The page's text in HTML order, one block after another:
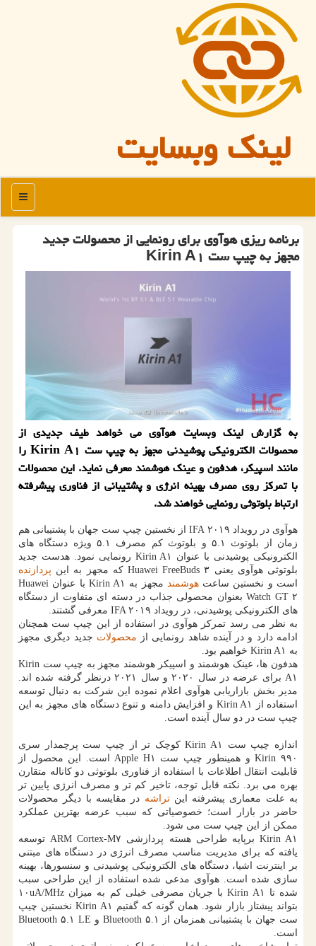
لینک وبسایت
منو
برنامه ریزی هوآوی برای رونمایی از محصولات جدید
مجهز به چیپ ست Kirin A۱
به گزارش لینك وبسایت هوآوی می خواهد طیف جدیدی از
محصولات الكترونیكی پوشیدنی مجهز به چیپ ست Kirin A۱ را
مانند اسپیكر، هدفون و عینك هوشمند معرفی نماید. این محصولات
با تمركز روی مصرف بهینه انرژی و پشتیبانی از فناوری پیشرفته
ارتباط بلوتوثی رونمایی خواهند شد.
هوآوی در رویداد IFA ۲۰۱۹ از نخستین چیپ ست جهان با پشتیبانی هم
زمان از بلوتوث ۵.۱ و بلوتوث کم مصرف ۵.۱ ویژه دستگاه های
الکترونیکی پوشیدنی با عنوان Kirin A۱ رونمایی نمود. هدست جدید
بلوتوثی هوآوی یعنی Huawei FreeBuds ۳ که مجهز به این
پردازنده
است و نخستین ساعتهوشمند
مجهز به Kirin A۱ با عنوان Huawei
Watch GT ۲ بعنوان محصولی جذاب در دسته ای متفاوت از دستگاه
های الکترونیکی پوشیدنی، در رویداد IFA ۲۰۱۹ معرفی گشتند.
به نظر می رسد تمرکز هوآوی در استفاده از این چیپ ست همچنان
ادامه دارد و در آینده شاهد رونمایی از محصولات جدید دیگری مجهز
به Kirin A۱ خواهیم بود.
هدفون ها، عینک هوشمند و اسپیکر هوشمند مجهز به چیپ ست Kirin
A۱ برای عرضه در سال ۲۰۲۰ و سال ۲۰۲۱ درنظر گرفته شده اند.
مدیر بخش بازاریابی هوآوی اعلام نموده این شرکت به دنبال توسعه
استفاده از Kirin A۱ و افزایش دامنه و تنوع دستگاه های مجهز به این
چیپ ست در دو سال آینده است.
اندازه چیپ ست Kirin A۱ کوچک تر از چیپ ست پرچمدار سری
Kirin ۹۹۰ و همینطور چیپ ست Apple H۱ است. این محصول از
قابلیت انتقال اطلاعات با استفاده از فناوری بلوتوثی دو کاناله متقارن
بهره می برد. نکته قابل توجه، تاخیر کم تر و مصرف انرژی پایین تر
به علت معماری پیشرفته اینتراشه در مقایسه با دیگر محصولات
حاضر در بازار است؛ خصوصیاتی که سبب عرضه بهترین عملکرد
ممکن از این چیپ ست می شود.
Kirin A۱ برپایه طراحی هسته پردازشی ARM Cortex-M۷ توسعه
یافته که برای مدیریت مناسب مصرف انرژی در دستگاه های مبتنی
بر اینترنت اشیا، دستگاه های الکترونیکی پوشیدنی و سنسورها، بهینه
سازی شده است. هوآوی مدعی شده استفاده از این طراحی سبب
شده تا Kirin A۱ با جریان مصرفی خیلی کم به میزان ۱۰uA/MHz
بتواند پیشتاز بازار شود. همان گونه که گفتیم Kirin A۱ نخستین چیپ
ست جهان با پشتیبانی همزمان از Bluetooth ۵.۱ و Bluetooth ۵.۱ LE
است.